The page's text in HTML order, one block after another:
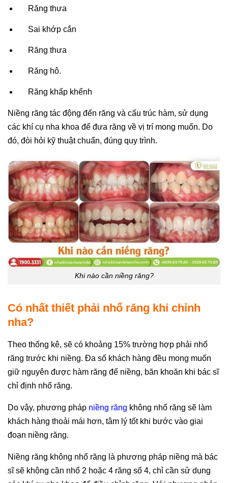
Răng thưa
Sai khớp cắn
Răng thưa
Răng hô.
Răng khấp khểnh
Niềng răng tác động đến răng và cấu trúc hàm, sử dụng
các khí cụ nha khoa để đưa răng về vị trí mong muốn. Do
đó, đòi hỏi kỹ thuật chuẩn, đúng quy trình.
Khi nào cần niềng răng?
Có nhất thiết phải nhổ răng khi chỉnh
nha?
Theo thống kê, sẽ có khoảng 15% trường hợp phải nhổ
răng trước khi niềng. Đa số khách hàng đều mong muốn
giữ nguyên được hàm răng để niềng, băn khoăn khi bác sĩ
chỉ định nhổ răng.
Do vậy, phương pháp niềng răng không nhổ răng sẽ làm
khách hàng thoải mái hơn, tâm lý tốt khi bước vào giai
đoạn niềng răng.
Niềng răng không nhổ răng là phương pháp niềng mà bác
sĩ sẽ không cần nhổ 2 hoặc 4 răng số 4, chỉ cần sử dụng